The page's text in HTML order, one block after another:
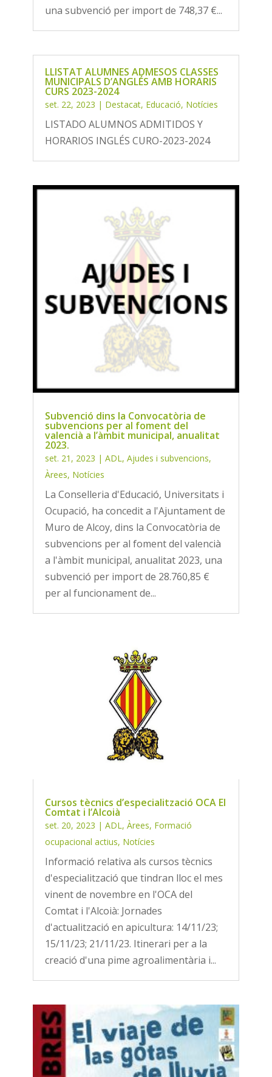
una subvenció per import de 748,37 €...
LLISTAT ALUMNES ADMESOS CLASSES
MUNICIPALS D’ANGLÉS AMB HORARIS
CURS 2023-2024
set. 22, 2023 | Destacat, Educació, Notícies
LISTADO ALUMNOS ADMITIDOS Y
HORARIOS INGLÉS CURO-2023-2024
Subvenció dins la Convocatòria de
subvencions per al foment del
valencià a l’àmbit municipal, anualitat
2023.
set. 21, 2023 | ADL , Ajudes i subvencions,
Àrees, Notícies
La Conselleria d'Educació, Universitats i
Ocupació, ha concedit a l'Ajuntament de
Muro de Alcoy, dins la Convocatòria de
subvencions per al foment del valencià
a l'àmbit municipal, anualitat 2023, una
subvenció per import de 28.760,85 €
per al funcionament de...
Cursos tècnics d’especialització OCA El
Comtat i l’Alcoià
set. 20, 2023 | ADL , Àrees, Formació
ocupacional actius, Notícies
Informació relativa als cursos tècnics
d'especialització que tindran lloc el mes
vinent de novembre en l'OCA del
Comtat i l'Alcoià: Jornades
d'actualització en apicultura: 14/11/23;
15/11/23; 21/11/23. Itinerari per a la
creació d'una pime agroalimentària i...